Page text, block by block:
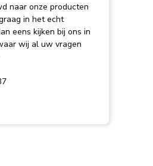
naar onze producten
in het echt
eens kijken bij ons in
wij al uw vragen